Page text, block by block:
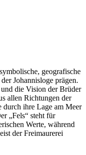
geografische
Johannisloge prägen.
die Vision der Brüder
allen Richtungen der
durch ihre Lage am Meer
„Fels“ steht für
Werte, während
der Freimaurerei